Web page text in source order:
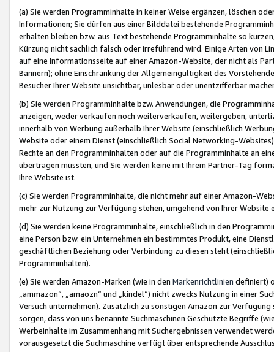
(a) Sie werden Programminhalte in keiner Weise ergänzen, löschen
Informationen; Sie dürfen aus einer Bilddatei bestehende
erhalten bleiben bzw. aus Text bestehende Programminhalte so
Kürzung nicht sachlich falsch oder irreführend wird. Einige Arten von
auf eine Informationsseite auf einer Amazon-Website, der nicht als
Bannern); ohne Einschränkung der Allgemeingültigkeit des
Besucher Ihrer Website unsichtbar, unlesbar oder unentzifferbar
(b) Sie werden Programminhalte bzw. Anwendungen, die
anzeigen, weder verkaufen noch weiterverkaufen, weitergeben,
innerhalb von Werbung außerhalb Ihrer Website (einschließlich
Website oder einem Dienst (einschließlich Social Networking-
Rechte an den Programminhalten oder auf die Programminhalte an
übertragen müssten, und Sie werden keine mit Ihrem Partner-Tag
Ihre Website ist.
(c) Sie werden Programminhalte, die nicht mehr auf einer Amazon-
mehr zur Nutzung zur Verfügung stehen, umgehend von Ihrer
(d) Sie werden keine Programminhalte, einschließlich in den
eine Person bzw. ein Unternehmen ein bestimmtes Produkt, eine
geschäftlichen Beziehung oder Verbindung zu diesen steht
Programminhalten).
(e) Sie werden Amazon-Marken (wie in den Markenrichtlinien definiert)
„ammazon“, „amaozn“ und „kindel“) nicht zwecks Nutzung in einer
Versuch unternehmen). Zusätzlich zu sonstigen Amazon zur
sorgen, dass von uns benannte Suchmaschinen Geschützte Begriffe
Werbeinhalte im Zusammenhang mit Suchergebnissen verwendet
vorausgesetzt die Suchmaschine verfügt über entsprechende